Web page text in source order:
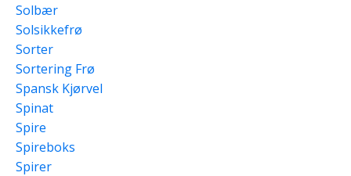
Solbær
Solsikkefrø
Sorter
Sortering Frø
Spansk Kjørvel
Spinat
Spire
Spireboks
Spirer